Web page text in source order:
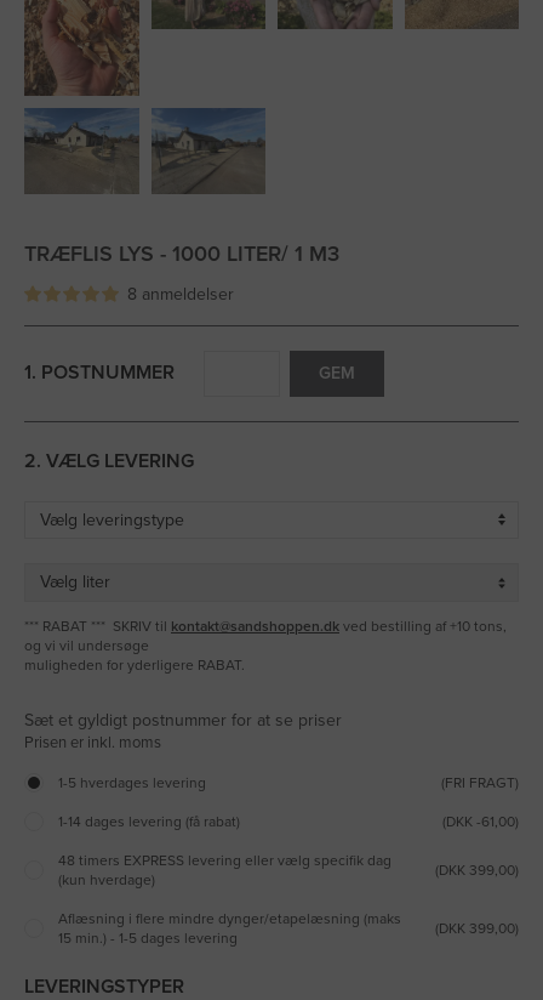
TRÆFLIS LYS - 1000 LITER/ 1 M3
8 anmeldelser
1. POSTNUMMER GEM
2. VÆLG LEVERING
*** RABAT *** SKRIV til kontakt@sandshoppen.dk ved bestilling af +10 tons,
og vi vil undersøge
muligheden for yderligere RABAT.
Sæt et gyldigt postnummer for at se priser
1-5 hverdages levering (FRI FRAGT)
1-14 dages levering (få rabat) (DKK -61,00)
48 timers EXPRESS levering eller vælg specifik dag
(kun hverdage)
(DKK 399,00)
Aflæsning i flere mindre dynger/etapelæsning (maks
15 min.) - 1-5 dages levering
(DKK 399,00)
LEVERINGSTYPER